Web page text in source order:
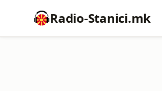
Radio-Stanici.mk